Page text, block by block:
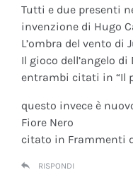
Tutti e due presenti
invenzione di Hugo
L’ombra del vento di
Il gioco dell’angelo
entrambi citati in “Il
questo invece è
Fiore Nero
citato in Frammenti
RISPONDI